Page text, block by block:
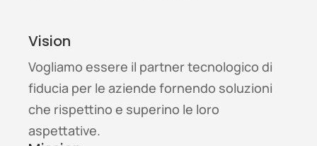
Vision
Vogliamo essere il partner tecnologico di
fiducia per le aziende fornendo soluzioni
che rispettino e superino le loro
aspettative.